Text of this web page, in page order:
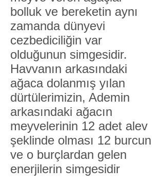
bolluk ve bereketin aynı
zamanda dünyevi
cezbediciliğin var
olduğunun simgesidir.
Havvanın arkasındaki
ağaca dolanmış yılan
dürtülerimizin, Ademin
arkasındaki ağacın
meyvelerinin 12 adet alev
şeklinde olması 12 burcun
ve o burçlardan gelen
enerjilerin simgesidir